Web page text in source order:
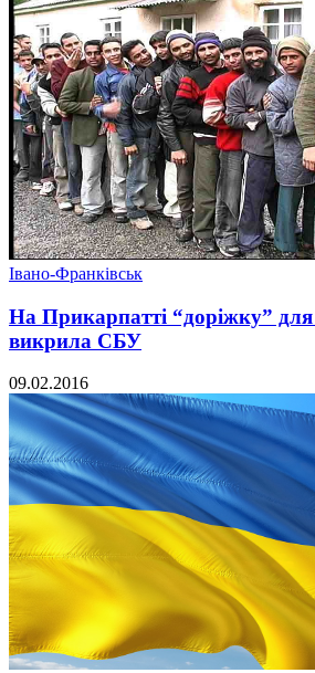
Івано-Франківськ
На Прикарпатті “доріжку” для
викрила СБУ
09.02.2016